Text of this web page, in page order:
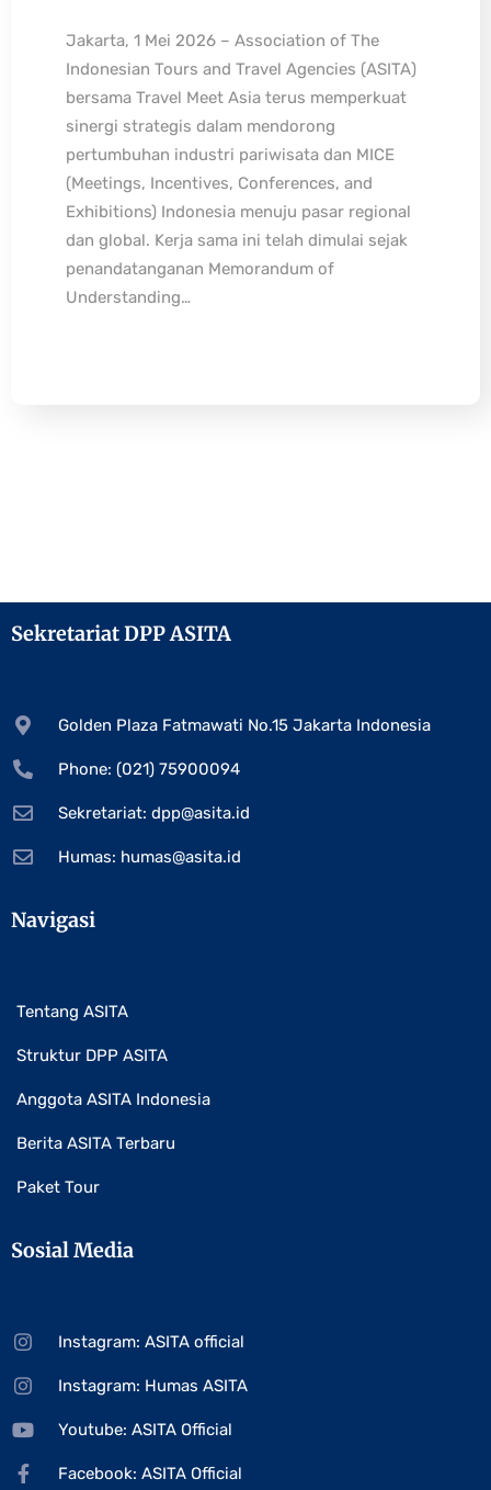
Jakarta, 1 Mei 2026 – Association of The
Indonesian Tours and Travel Agencies (ASITA)
bersama Travel Meet Asia terus memperkuat
sinergi strategis dalam mendorong
pertumbuhan industri pariwisata dan MICE
(Meetings, Incentives, Conferences, and
Exhibitions) Indonesia menuju pasar regional
dan global. Kerja sama ini telah dimulai sejak
penandatanganan Memorandum of
Understanding…
Sekretariat DPP ASITA
Golden Plaza Fatmawati No.15 Jakarta Indonesia
Phone: (021) 75900094
Sekretariat: dpp@asita.id
Humas: humas@asita.id
Navigasi
Tentang ASITA
Struktur DPP ASITA
Anggota ASITA Indonesia
Berita ASITA Terbaru
Paket Tour
Sosial Media
Instagram: ASITA official
Instagram: Humas ASITA
Youtube: ASITA Official
Facebook: ASITA Official